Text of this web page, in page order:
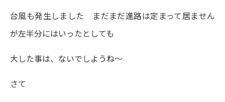
台風も発生しました まだまだ進路は定まって居ません
が左半分にはいったとしても
大した事は、ないでしようね～
さて